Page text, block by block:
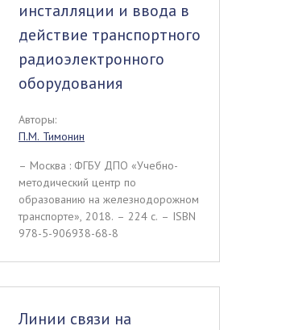
инсталляции и ввода в
действие транспортного
радиоэлектронного
оборудования
Авторы:
П.М. Тимонин
– Москва : ФГБУ ДПО «Учебно-
методический центр по
образованию на железнодорожном
транспорте», 2018. – 224 c. – ISBN
978-5-906938-68-8
Линии связи на